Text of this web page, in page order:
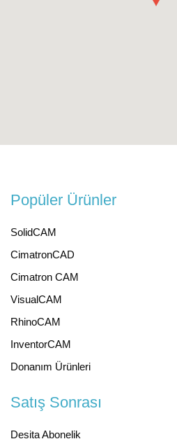
Popüler Ürünler
SolidCAM
CimatronCAD
Cimatron CAM
VisualCAM
RhinoCAM
InventorCAM
Donanım Ürünleri
Satış Sonrası
Desita Abonelik